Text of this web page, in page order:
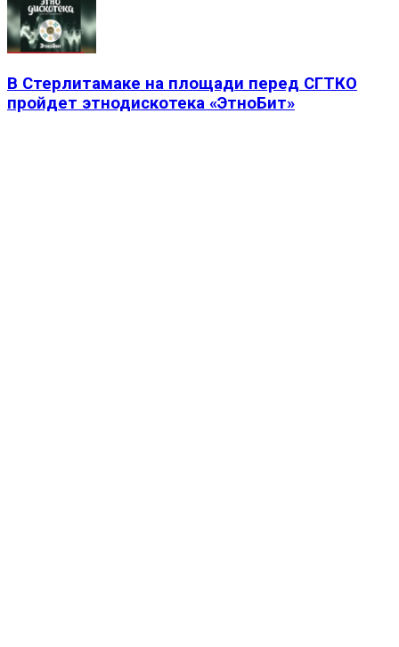
В Стерлитамаке на площади перед СГТКО
пройдет этнодискотека «ЭтноБит»